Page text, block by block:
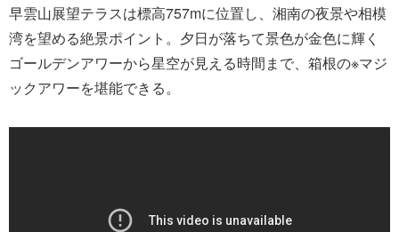
早雲山展望テラスは標高757mに位置し、湘南の夜景や相模
湾を望める絶景ポイント。夕日が落ちて景色が金色に輝く
ゴールデンアワーから星空が見える時間まで、箱根の※マジ
ックアワーを堪能できる。